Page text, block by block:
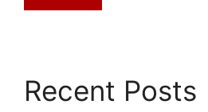
Recent Posts